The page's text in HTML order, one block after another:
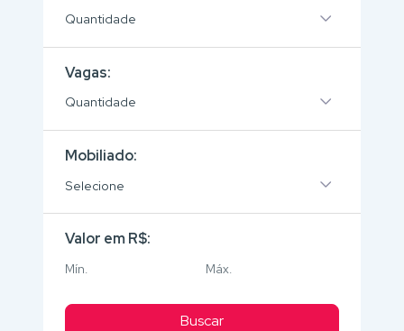
Quantidade
Vagas:
Quantidade
Mobiliado:
Selecione
Valor em R$:
Buscar